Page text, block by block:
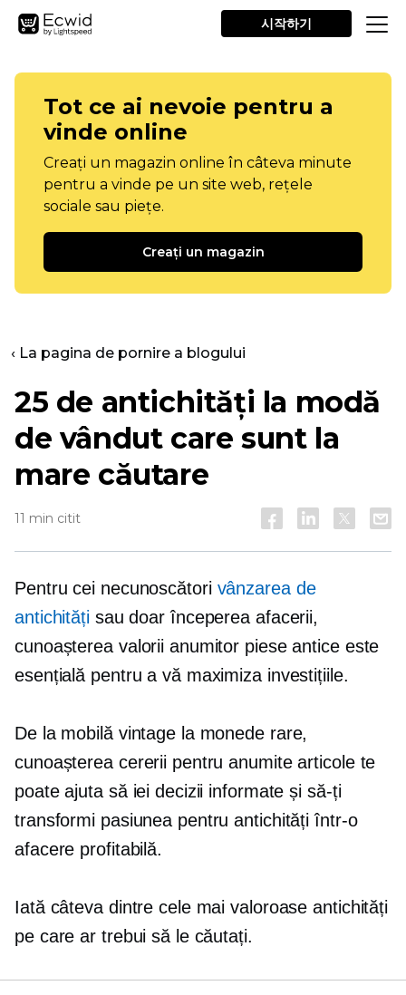
시작하기
Tot ce ai nevoie pentru a
vinde online
Creați un magazin online în câteva minute
pentru a vinde pe un site web, rețele
sociale sau piețe.
Creați un magazin
‹ La pagina de pornire a blogului
25 de antichități la modă
de vândut care sunt la
mare căutare
11 min citit
Pentru cei necunoscători vânzarea de
antichitățisau doar începerea afacerii,
cunoașterea valorii anumitor piese antice este
esențială pentru a vă maximiza investițiile.
De la mobilă vintage la monede rare,
cunoașterea cererii pentru anumite articole te
poate ajuta să iei decizii informate și să-ți
transformi pasiunea pentru antichități într-o
afacere profitabilă.
Iată câteva dintre cele mai valoroase antichități
pe care ar trebui să le căutați.